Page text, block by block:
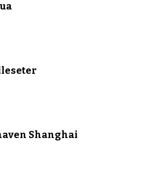
Shanghai